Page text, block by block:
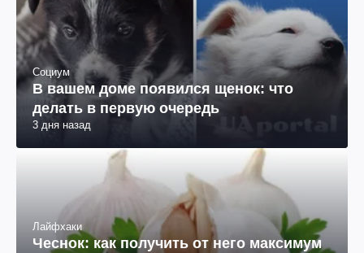
Социум
В вашем доме появился щенок: что
делать в первую очередь
3 дня назад
Лайфхаки
Чеснок: как получить от него максимум